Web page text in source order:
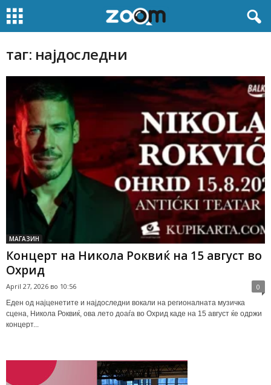
таг: најдоследни
МАГАЗИН
Концерт на Никола Роквиќ на 15 август во
Охрид
April 27, 2026 во 10:56 0
Еден од најценетите и најдоследни вокали на регионалната музичка
сцена, Никола Роквиќ, ова лето доаѓа во Охрид каде на 15 август ќе одржи
концерт...